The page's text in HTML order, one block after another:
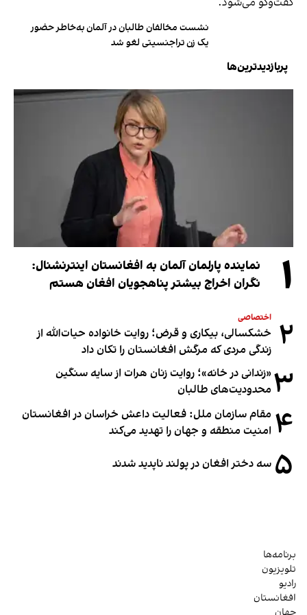
نشست مخالفان طالبان در آلمان به‌خاطر حضور
یک زن تراجنسیتی لغو شد
پربازدیدترین‌ها
۱
نماینده پارلمان آلمان به افغانستان اینترنشنال:
نگران اخراج بیشتر پناهجویان افغان هستم
۲ اختصاصی
خشکسالی، بیکاری و قرض؛ روایت خانواده حیات‌الله از
زندگی مردی که مرگش افغانستان را تکان داد
۳«زندانی در خانه»؛ روایت زنان هرات از سایه سنگین
محدودیت‌های طالبان
۴ مقام سازمان ملل: فعالیت داعش خراسان در افغانستان
امنیت منطقه و جهان را تهدید می‌کند
۵ سه دختر افغان در پولند ناپدید شدند
برنامه‌ها
تلویزیون
رادیو
افغانستان